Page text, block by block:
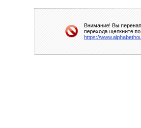
Внимание! Вы
перехода щелкните
https://